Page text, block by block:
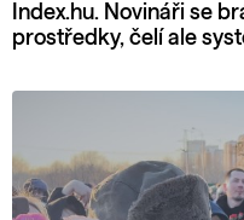
Index.hu. Novináři se
prostředky, čelí ale